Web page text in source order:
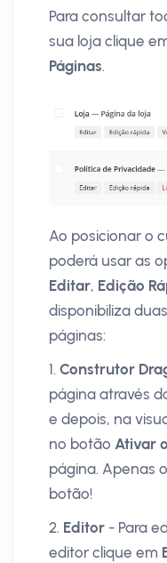
Para consultar
sua loja clique
Páginas.
Ao posicionar o
poderá usar as
Editar, Edição
disponibiliza
páginas:
1. Construtor
página através
e depois, na
no botão Ativar
página. Apenas
botão!
2. Editor - Para
editor clique em